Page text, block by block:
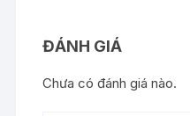
ĐÁNH GIÁ
Chưa có đánh giá nào.